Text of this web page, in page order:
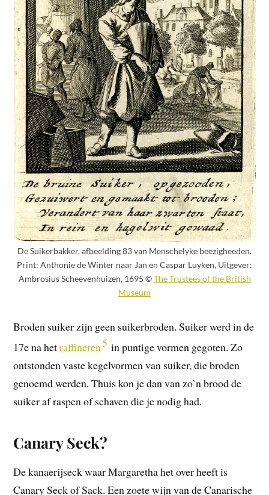
De Suikerbakker, afbeelding 83 van Menschelyke beezigheeden.
Print: Anthonie de Winter naar Jan en Caspar Luyken, Uitgever:
Ambrosius Scheevenhuizen, 1695 ©The Trustees of the British
Museum
Broden suiker zijn geen suikerbroden. Suiker werd in de
17e na hetraffineren5 in puntige vormen gegoten. Zo
ontstonden vaste kegelvormen van suiker, die broden
genoemd werden. Thuis kon je dan van zo’n brood de
suiker af raspen of schaven die je nodig had.
Canary Seck?
De kanaerijseck waar Margaretha het over heeft is
Canary Seck of Sack. Een zoete wijn van de Canarische